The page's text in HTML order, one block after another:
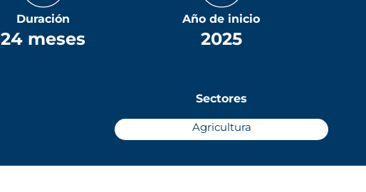
Duración
24 meses
Año de inicio
2025
Sectores
Agricultura